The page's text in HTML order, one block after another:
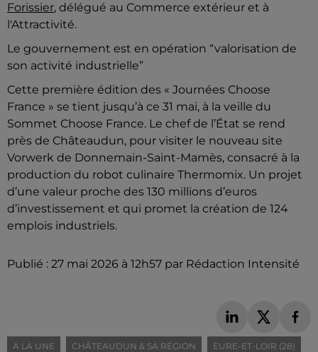
Forissier, délégué au Commerce extérieur et à
l'Attractivité.
Le gouvernement est en opération “valorisation de
son activité industrielle”
Cette première édition des « Journées Choose
France » se tient jusqu’à ce 31 mai, à la veille du
Sommet Choose France. Le chef de l’État se rend
près de Châteaudun, pour visiter le nouveau site
Vorwerk de Donnemain-Saint-Mamès, consacré à la
production du robot culinaire Thermomix. Un projet
d’une valeur proche des 130 millions d’euros
d’investissement et qui promet la création de 124
emplois industriels.
Publié : 27 mai 2026 à 12h57 par Rédaction Intensité
A LA UNE CHÂTEAUDUN & SA RÉGION EURE-ET-LOIR (28)